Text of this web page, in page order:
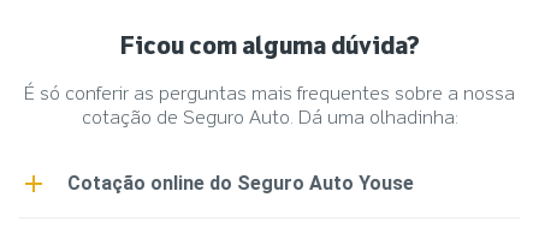
Ficou com alguma dúvida?
É só conferir as perguntas mais frequentes sobre a nossa
cotação de Seguro Auto. Dá uma olhadinha:
Cotação online do Seguro Auto Youse